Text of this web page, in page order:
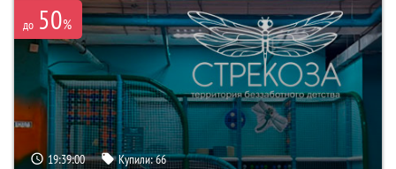
до 50%
19:38:59 Купили:66